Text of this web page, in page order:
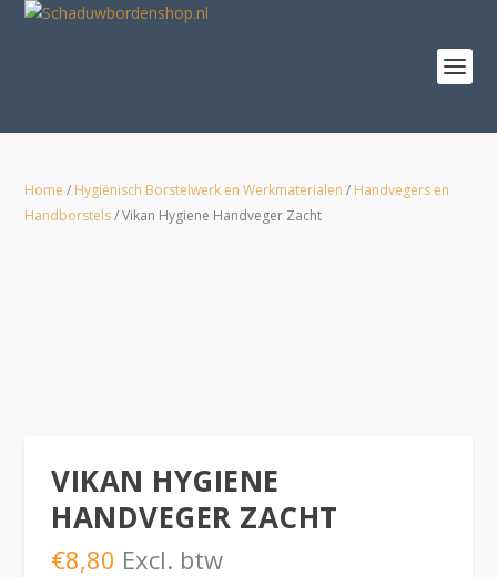
Home / Hygiënisch Borstelwerk en Werkmaterialen / Handvegers en
Handborstels/ Vikan Hygiene Handveger Zacht
VIKAN HYGIENE
HANDVEGER ZACHT
€8,80 Excl. btw